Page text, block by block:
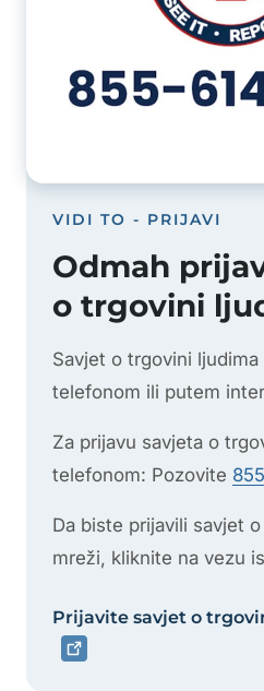
VIDI TO - PRIJAVI
Odmah
o trgovini
Savjet o trgovini
telefonom ili putem
Za prijavu savjeta o
telefonom: Pozovite
Da biste prijavili savjet
mreži, kliknite na vezu
Prijavite savjet o